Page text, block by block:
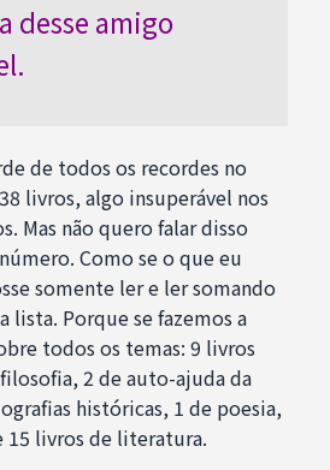
desse amigo
de todos os recordes no
livros, algo insuperável nos
Mas não quero falar disso
Como se o que eu
somente ler e ler somando
lista. Porque se fazemos a
todos os temas: 9 livros
2 de auto-ajuda da
históricas, 1 de poesia,
15 livros de literatura.